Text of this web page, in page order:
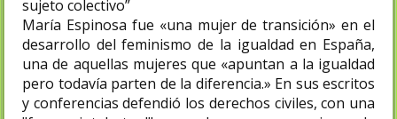
sujeto colectivo”​
María Espinosa fue «una mujer de transición» en el
desarrollo del feminismo de la igualdad en España,
una de aquellas mujeres que «apuntan a la igualdad
pero todavía parten de la diferencia.»​ En sus escritos
y conferencias defendió los derechos civiles, con una